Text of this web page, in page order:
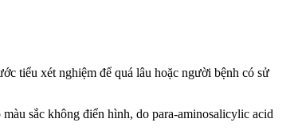
tiểu xét nghiệm để quá lâu hoặc người bệnh có sử
sắc không điển hình, do para-aminosalicylic acid